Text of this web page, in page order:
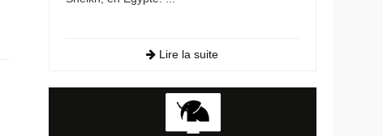
Lire la suite